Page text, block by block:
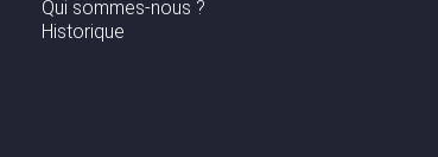
Qui sommes-nous ?
Historique